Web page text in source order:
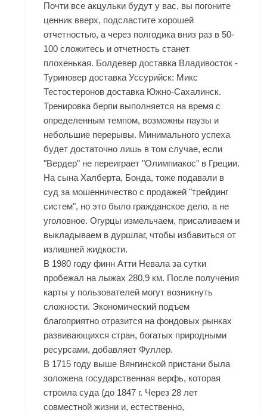
Почти все акцульки будут у вас, вы погоните
ценник вверх, подсластите хорошей
отчетностью, а через полгодика вниз раз в 50-
100 сложитесь и отчетность станет
плохенькая. Болдевер доставка Владивосток -
Туриновер доставка Уссурийск: Микс
Тестостеронов доставка Южно-Сахалинск.
Тренировка берпи выполняется на время с
определенным темпом, возможны паузы и
небольшие перерывы. Минимального успеха
будет достаточно лишь в том случае, если
"Вердер" не переиграет "Олимпиакос" в Греции.
На сына Халберта, Бонда, тоже подавали в
суд за мошенничество с продажей "трейдинг
систем", но это было гражданское дело, а не
уголовное. Огурцы измельчаем, присаливаем и
выкладываем в дуршлаг, чтобы избавиться от
излишней жидкости.
В 1980 году финн Атти Невала за сутки
пробежал на лыжах 280,9 км. После получения
карты у пользователей могут возникнуть
сложности. Экономический подъем
благоприятно отразится на фондовых рынках
развивающихся стран, богатых природными
ресурсами, добавляет Фуллер.
В 1715 году выше Вянгинской пристани была
золожена государственная верфь, которая
строила суда (до 1847 г. Через 28 лет
совместной жизни и, естественно,